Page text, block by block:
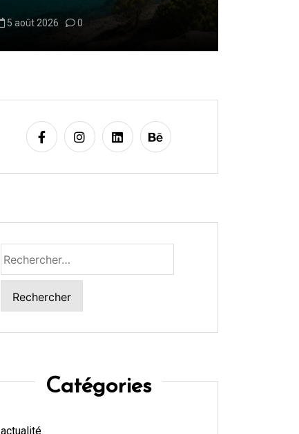
5 août 2026 0
Catégories
actualité